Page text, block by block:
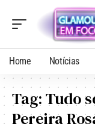
Home Notícias
Tag:Tudo
Pereira